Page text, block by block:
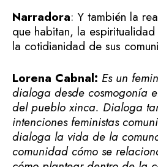
Narradora: Y también la
que habitan, la
la cotidianidad de sus
Lorena Cabnal: Es un
dialoga desde cosmogonía
del pueblo xinca. Dialoga
intenciones feministas
dialoga la vida de la
comunidad cómo se